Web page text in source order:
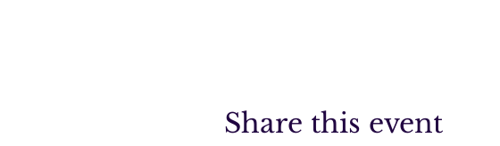
Share this event